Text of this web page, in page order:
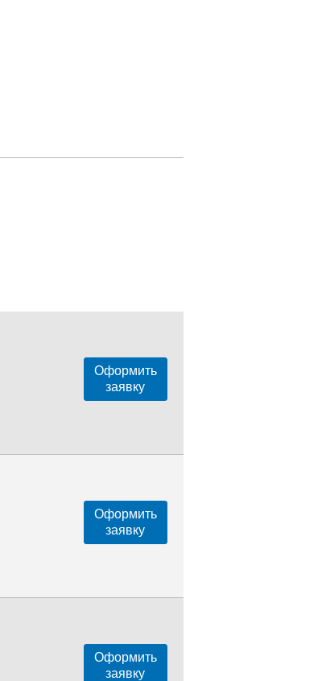
Оформить
заявку
Оформить
заявку
Оформить
заявку